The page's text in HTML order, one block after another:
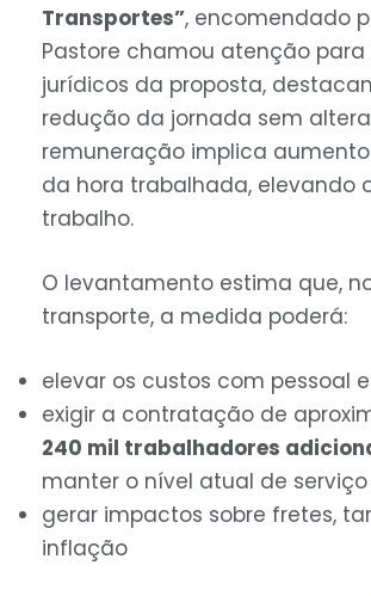
Transportes”, encomendado
Pastore chamou atenção para
jurídicos da proposta,
redução da jornada sem
remuneração implica
da hora trabalhada, elevando
trabalho.
O levantamento estima que,
transporte, a medida poderá:
elevar os custos com pessoal
exigir a contratação de
240 mil trabalhadores
manter o nível atual de serviço
gerar impactos sobre fretes,
inflação